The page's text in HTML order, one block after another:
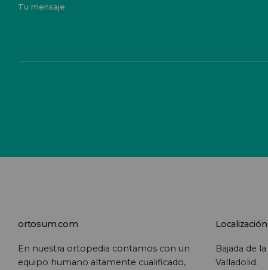
Tu mensaje
ortosum.com
En nuestra ortopedia contamos con un
equipo humano altamente cualificado,
Bajada de
Valladolid.